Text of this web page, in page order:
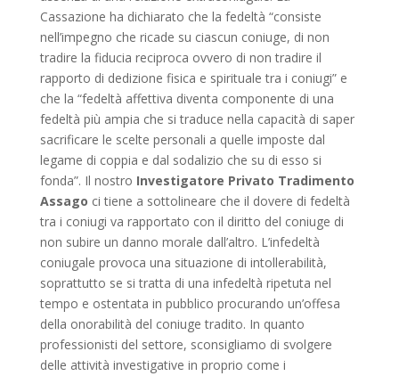
Cassazione ha dichiarato che la fedeltà “consiste
nell’impegno che ricade su ciascun coniuge, di non
tradire la fiducia reciproca ovvero di non tradire il
rapporto di dedizione fisica e spirituale tra i coniugi” e
che la “fedeltà affettiva diventa componente di una
fedeltà più ampia che si traduce nella capacità di saper
sacrificare le scelte personali a quelle imposte dal
legame di coppia e dal sodalizio che su di esso si
fonda”. Il nostro Investigatore Privato Tradimento
Assago ci tiene a sottolineare che il dovere di fedeltà
tra i coniugi va rapportato con il diritto del coniuge di
non subire un danno morale dall’altro. L’infedeltà
coniugale provoca una situazione di intollerabilità,
soprattutto se si tratta di una infedeltà ripetuta nel
tempo e ostentata in pubblico procurando un’offesa
della onorabilità del coniuge tradito. In quanto
professionisti del settore, sconsigliamo di svolgere
delle attività investigative in proprio come i